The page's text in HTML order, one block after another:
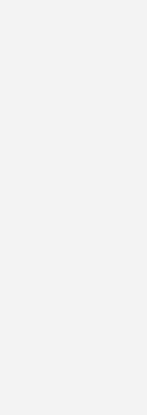
die Agri-PV und
immer
kostenlosen
von Next2Sun
Bedingungen im
sind,
hinweg Strom als
liefert die
wird
Dennoch sorgt